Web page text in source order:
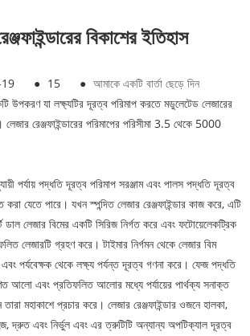
বিকাশের ইতিহাস
● 15 ● আমাকে একটি বার্তা ছেড়ে দিন
উপকরণ যা লক্ষ্যটির দূরত্ব পরিমাপ করতে মডুলেটেড লেজারের
লেজার রেঞ্জফাইন্ডারের পরিমাপের পরিসীমা 3.5 থেকে 5000
পর্যায় পদ্ধতি দূরত্ব পরিমাপ সরঞ্জাম এবং পালস পদ্ধতি দূরত্ব
করা যেতে পারে। যখন স্পন্দিত লেজার রেঞ্জফাইন্ডার কাজ করে, এটি
ডাল লেজার বিমের একটি সিরিজ নির্গত করে এবং ফটোয়েলেকট্রিক
লেজারটি গ্রহণ করে। টাইমার নির্গমন থেকে লেজার বিম
পর্যবেক্ষক থেকে লক্ষ্য পর্যন্ত দূরত্ব গণনা করে। ফেজ পদ্ধতি
আলো এবং প্রতিফলিত আলোর মধ্যে পর্যায়ের পার্থক্য সনাক্ত
মহাকাশে প্রচার করে। লেজার রেঞ্জফাইন্ডার ওজনে হালকা,
দ্রুত এবং নির্ভুল এবং এর ত্রুটিটি অন্যান্য অপটিক্যাল দূরত্ব